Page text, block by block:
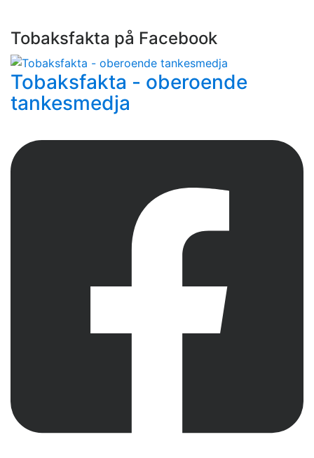
Tobaksfakta på Facebook
Tobaksfakta - oberoende
tankesmedja